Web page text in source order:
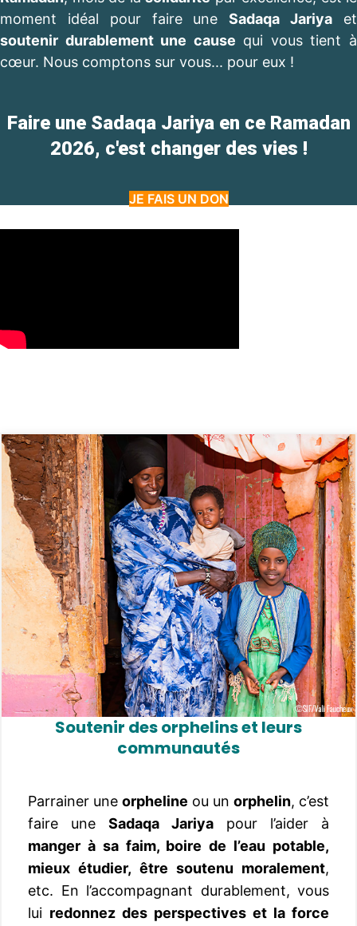
moment idéal pour faire uneSadaqa Jariya et
soutenir durablement une cause qui vous tient à
cœur. Nous comptons sur vous... pour eux !
Faire une Sadaqa Jariya en ce Ramadan
2026, c'est changer des vies !
JE FAIS UN DON
Soutenir des orphelins et leurs
communautés
Parrainer une orpheline ou un orphelin, c’est
faire une Sadaqa Jariya pour l’aider à
manger à sa faim, boire de l’eau potable,
mieux étudier, être soutenu moralement,
etc. En l’accompagnant durablement, vous
lui redonnez des perspectives et la force